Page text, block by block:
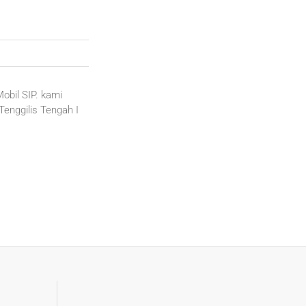
SIP. kami
Tengah I